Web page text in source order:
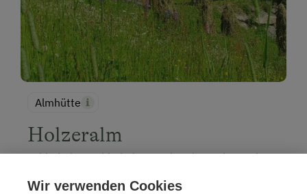
Almhütte
Holzeralm
Schladming, Schladming-Dachstein, Steiermark
Wir verwenden Cookies